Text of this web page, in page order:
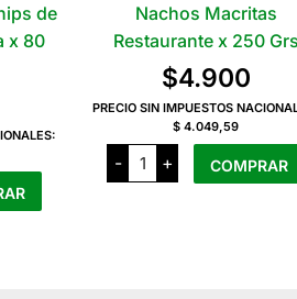
de
x 80
Nachos Macritas
Restaurante x 250 Grs
$4.900
PRECIO SIN IMPUESTOS
$ 4.049,59
-
Nachos
Macritas
Restaurante
+ COMPRAR